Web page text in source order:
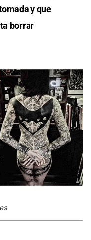
y que
borrar